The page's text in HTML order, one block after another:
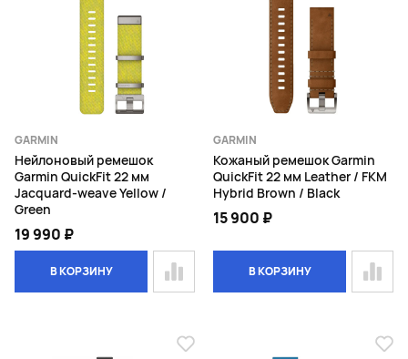
GARMIN
Нейлоновый ремешок
Garmin QuickFit 22 мм
Jacquard-weave Yellow /
Green
19 990 ₽
В КОРЗИНУ
GARMIN
Кожаный ремешок Garmin
QuickFit 22 мм Leather / FKM
Hybrid Brown / Black
15 900 ₽
В КОРЗИНУ